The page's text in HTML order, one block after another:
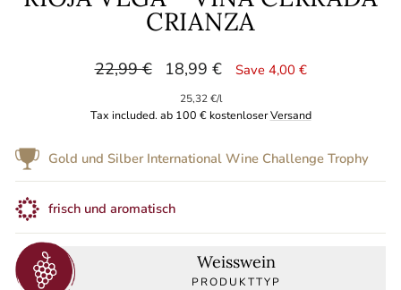
CRIANZA
Regular
22,99 €
Sale
18,99 € Save 4,00 €
25,32 €/l
Tax included. ab 100 € kostenloserVersand
Gold und Silber International Wine Challenge Trophy
frisch und aromatisch
Weisswein
PRODUKTTYP